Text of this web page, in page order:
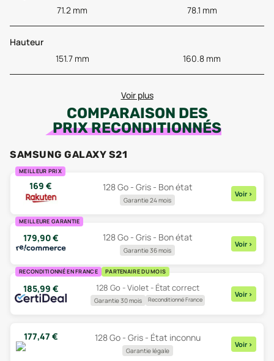
71.2 mm
78.1 mm
Hauteur
151.7 mm
160.8 mm
Voir plus
COMPARAISON DES
PRIX RECONDITIONNÉS
SAMSUNG GALAXY S21
MEILLEUR PRIX
169 € 128 Go - Gris - Bon état
Garantie 24 mois
Voir >
MEILLEURE GARANTIE
179,90€ 128 Go - Gris - Bon état
Garantie 36 mois
Voir >
RECONDITIONNÉ EN FRANCE PARTENAIRE DU MOIS
185,99 € 128 Go - Violet - État correct
Garantie 30 mois Reconditionné France
Voir >
177,47 € 128 Go - Gris - État inconnu
Garantie légale
Voir >